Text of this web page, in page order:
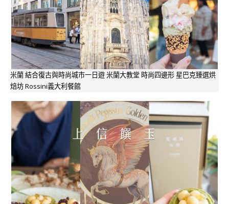
米蘭 結合復古與時尚城市一日遊 米蘭大教堂 時尚四邊形 星巴克臻選烘
焙坊 Rossini義大利餐館